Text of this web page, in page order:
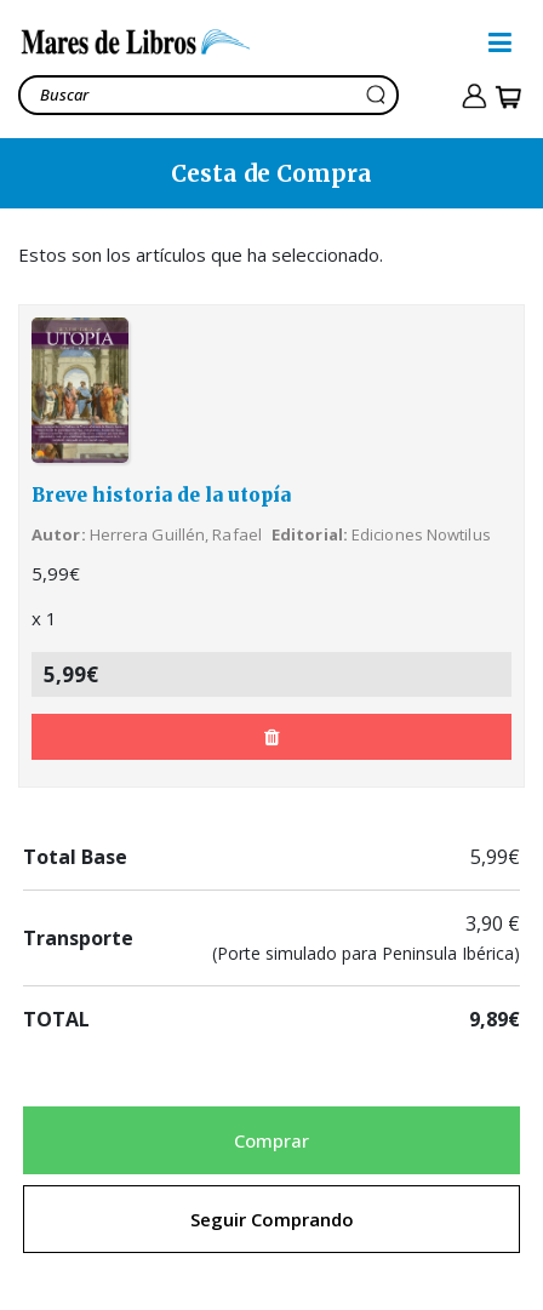
Breve historia de la utopía
5,99€
Cesta de Compra
Estos son los artículos que ha seleccionado.
Breve historia de la utopía
Autor Herrera Guillén, Rafael Editorial Ediciones Nowtilus
5,99€
x 1
5,99€
Total Base 5,99€
Transporte
3,90 €
(Porte simulado para Peninsula Ibérica)
TOTAL 9,89€
Comprar
Seguir Comprando